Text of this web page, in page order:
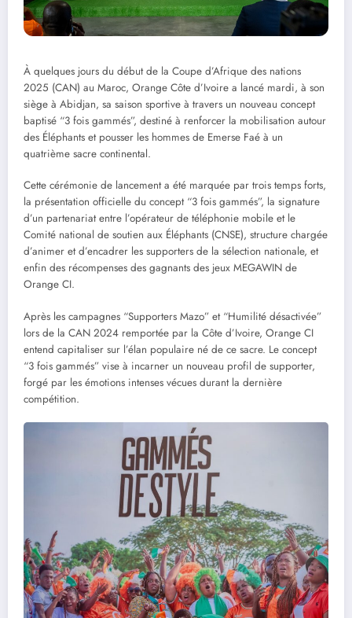
À quelques jours du début de la Coupe d’Afrique des nations
2025 (CAN) au Maroc, Orange Côte d’Ivoire a lancé mardi, à son
siège à Abidjan, sa saison sportive à travers un nouveau concept
baptisé “3 fois gammés”, destiné à renforcer la mobilisation autour
des Éléphants et pousser les hommes de Emerse Faé à un
quatrième sacre continental.
Cette cérémonie de lancement a été marquée par trois temps forts,
la présentation officielle du concept “3 fois gammés”, la signature
d’un partenariat entre l’opérateur de téléphonie mobile et le
Comité national de soutien aux Éléphants (CNSE), structure chargée
d’animer et d’encadrer les supporters de la sélection nationale, et
enfin des récompenses des gagnants des jeux MEGAWIN de
Orange CI.
Après les campagnes “Supporters Mazo” et “Humilité désactivée”
lors de la CAN 2024 remportée par la Côte d’Ivoire, Orange CI
entend capitaliser sur l’élan populaire né de ce sacre. Le concept
“3 fois gammés” vise à incarner un nouveau profil de supporter,
forgé par les émotions intenses vécues durant la dernière
compétition.